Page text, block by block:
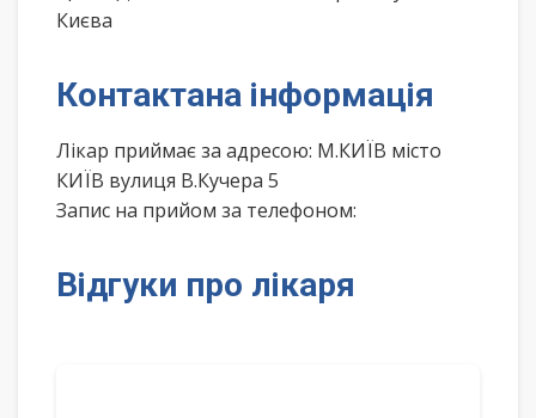
Києва
Контактана інформація
Лікар приймає за адресою: М.КИЇВ місто
КИЇВ вулиця В.Кучера 5
Запис на прийом за телефоном:
Відгуки про лікаря